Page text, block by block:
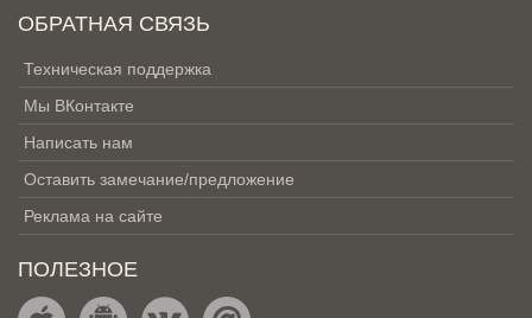
ОБРАТНАЯ СВЯЗЬ
Техническая поддержка
Мы ВКонтакте
Написать нам
Оставить замечание/предложение
Реклама на сайте
ПОЛЕЗНОЕ